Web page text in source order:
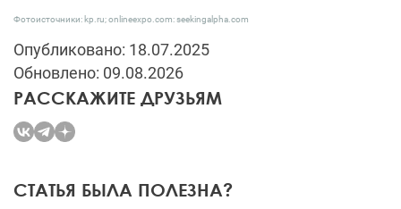
Фотоисточники: kp.ru; onlineexpo.com: seekingalpha.com
Опубликовано: 18.07.2025
Обновлено: 09.08.2026
РАССКАЖИТЕ ДРУЗЬЯМ
СТАТЬЯ БЫЛА ПОЛЕЗНА?